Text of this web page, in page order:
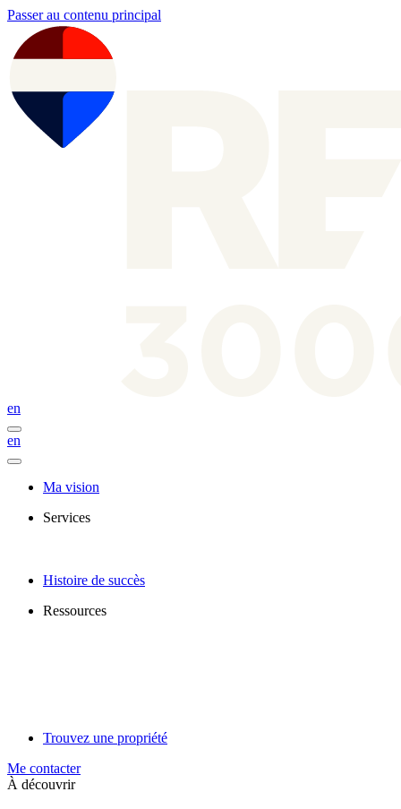
Passer au contenu principal
en
en
Ma vision
Services
Histoire de succès
Ressources
Trouvez une propriété
Me contacter
À découvrir